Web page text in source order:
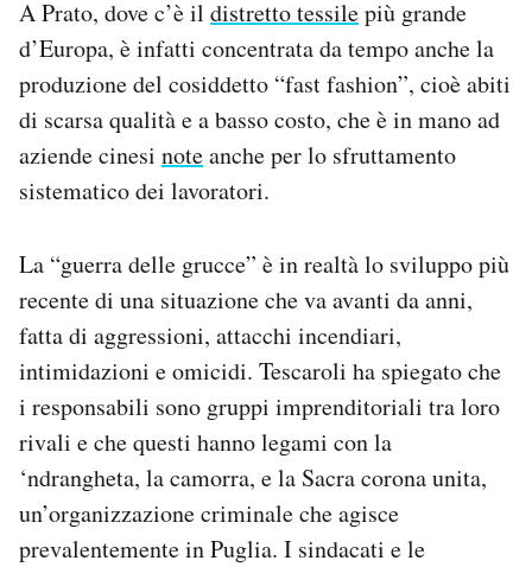
A Prato, dove c’è il distretto tessilepiù grande
d’Europa, è infatti concentrata da tempo anche la
produzione del cosiddetto “fast fashion”, cioè abiti
di scarsa qualità e a basso costo, che è in mano ad
aziende cinesi noteanche per lo sfruttamento
sistematico dei lavoratori.
La “guerra delle grucce” è in realtà lo sviluppo più
recente di una situazione che va avanti da anni,
fatta di aggressioni, attacchi incendiari,
intimidazioni e omicidi. Tescaroli ha spiegato che
i responsabili sono gruppi imprenditoriali tra loro
rivali e che questi hanno legami con la
‘ndrangheta, la camorra, e la Sacra corona unita,
un’organizzazione criminale che agisce
prevalentemente in Puglia. I sindacati e le